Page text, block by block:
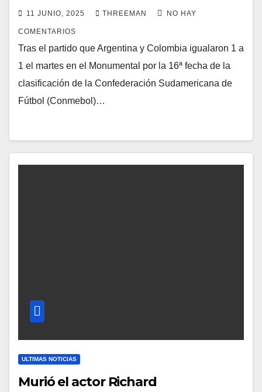
11 JUNIO, 2025 THREEMAN NO HAY
COMENTARIOS
Tras el partido que Argentina y Colombia igualaron 1 a
1 el martes en el Monumental por la 16ª fecha de la
clasificación de la Confederación Sudamericana de
Fútbol (Conmebol)…
ULTIMAS NOTICIAS
Murió el actor Richard